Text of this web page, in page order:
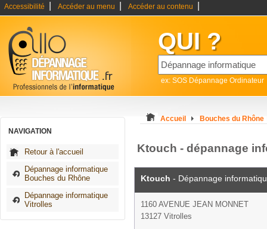
Accessibilité Accéder au menu Accéder au contenu
QUI ?
ex: SOS Dépannage Ordinateur
NAVIGATION
Retour à l'accueil
Dépannage informatique
Bouches du Rhône
Dépannage informatique
Vitrolles
Accueil Bouches du Rhône
Ktouch - dépannage
Ktouch - Dépannage
1160 AVENUE JEAN MONNET
13127 Vitrolles